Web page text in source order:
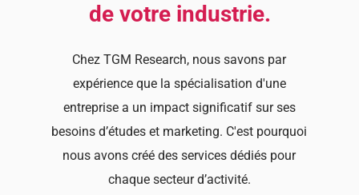
de votre industrie.
Chez TGM Research, nous savons par
expérience que la spécialisation d'une
entreprise a un impact significatif sur ses
besoins d’études et marketing. C'est pourquoi
nous avons créé des services dédiés pour
chaque secteur d’activité.